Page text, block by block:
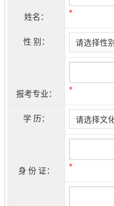
姓名： *
性 别：
报考专业： *
学 历：
身 份 证： *